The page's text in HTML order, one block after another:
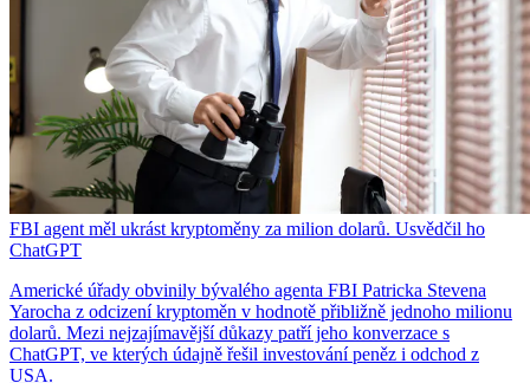
FBI agent měl ukrást kryptoměny za milion dolarů. Usvědčil ho
ChatGPT
Americké úřady obvinily bývalého agenta FBI Patricka Stevena
Yarocha z odcizení kryptoměn v hodnotě přibližně jednoho milionu
dolarů. Mezi nejzajímavější důkazy patří jeho konverzace s
ChatGPT, ve kterých údajně řešil investování peněz i odchod z
USA.